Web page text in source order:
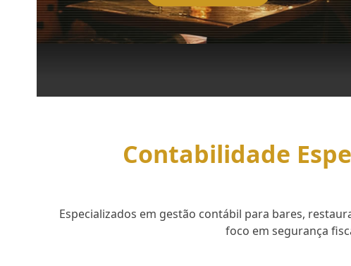
Contabilidade
Especializados em gestão contábil para bares,
foco em segurança